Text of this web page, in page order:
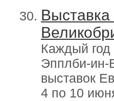
Каждый год
Эпплби-ин-
выставок
4 по 10